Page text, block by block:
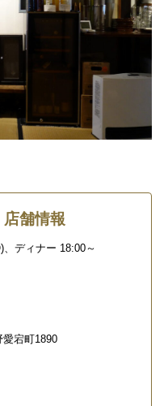
店舗情報
ディナー 18:00～
宕町1890